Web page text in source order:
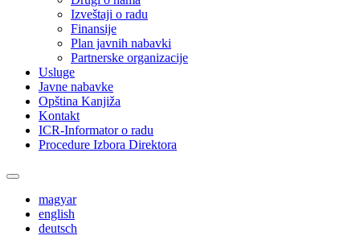
Izveštaji o radu
Finansije
Plan javnih nabavki
Partnerske organizacije
Usluge
Javne nabavke
Opština Kanjiža
Kontakt
ICR-Informator o radu
Procedure Izbora Direktora
magyar
english
deutsch